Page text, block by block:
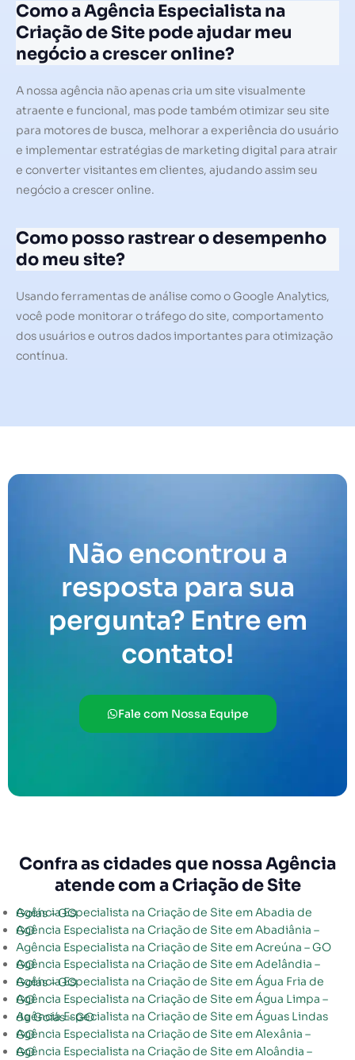
Como a Agência Especialista na
Criação de Site pode ajudar meu
negócio a crescer online?
A nossa agência não apenas cria um site visualmente
atraente e funcional, mas pode também otimizar seu site
para motores de busca, melhorar a experiência do usuário
e implementar estratégias de marketing digital para atrair
e converter visitantes em clientes, ajudando assim seu
negócio a crescer online.
Como posso rastrear o desempenho
do meu site?
Usando ferramentas de análise como o Google Analytics,
você pode monitorar o tráfego do site, comportamento
dos usuários e outros dados importantes para otimização
contínua.
Não encontrou a
resposta para sua
pergunta? Entre em
contato!
Fale com Nossa Equipe
Confra as cidades que nossa Agência
atende com a Criação de Site
Agência Especialista na Criação de Site em Abadia de Goiás – GO
Agência Especialista na Criação de Site em Abadiânia – GO
Agência Especialista na Criação de Site em Acreúna – GO
Agência Especialista na Criação de Site em Adelândia – GO
Agência Especialista na Criação de Site em Água Fria de Goiás – GO
Agência Especialista na Criação de Site em Água Limpa – GO
Agência Especialista na Criação de Site em Águas Lindas de Goiás – GO
Agência Especialista na Criação de Site em Alexânia – GO
Agência Especialista na Criação de Site em Aloândia – GO